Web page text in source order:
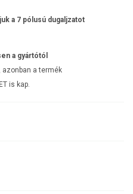
a 7 pólusú dugaljzatot
a gyártótól
azonban a termék
is kap.